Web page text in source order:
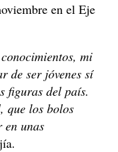
en el Eje
mi
de ser jóvenes sí
figuras del país.
que los bolos
unas